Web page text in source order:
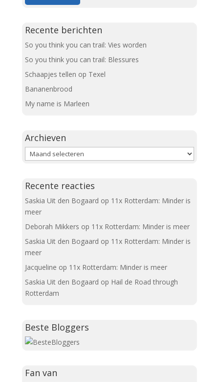
Recente berichten
So you think you can trail: Vies worden
So you think you can trail: Blessures
Schaapjes tellen op Texel
Bananenbrood
My name is Marleen
Archieven
Archieven
Recente reacties
Saskia Uit den Bogaard op 11x Rotterdam: Minder is
meer
Deborah Mikkers op 11x Rotterdam: Minder is meer
Saskia Uit den Bogaard op 11x Rotterdam: Minder is
meer
Jacqueline op 11x Rotterdam: Minder is meer
Saskia Uit den Bogaard op Hail de Road through
Rotterdam
Beste Bloggers
Fan van